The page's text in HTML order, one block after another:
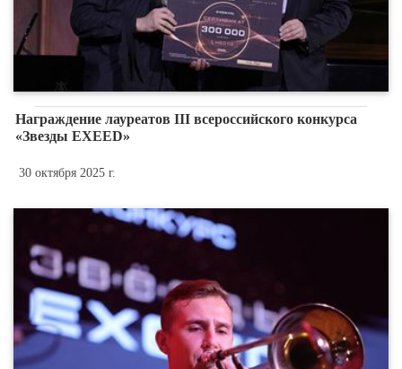
Награждение лауреатов III всероссийского конкурса
«Звезды EXEED»
30 октября 2025 г.